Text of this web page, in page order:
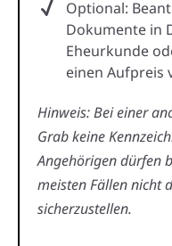
Optional:
Dokumente in
Eheurkunde
einen Aufpreis
Hinweis: Bei einer
Grab keine
Angehörigen dürfen
meisten Fällen nicht
sicherzustellen.